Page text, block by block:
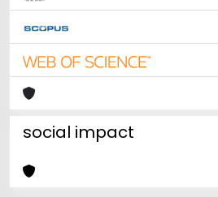
social impact